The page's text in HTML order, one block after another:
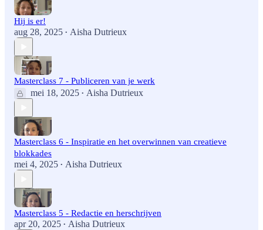
Hij is er!
aug 28, 2025 • Aisha Dutrieux
Masterclass 7 - Publiceren van je werk
mei 18, 2025 • Aisha Dutrieux
Masterclass 6 - Inspiratie en het overwinnen van creatieve
blokkades
mei 4, 2025 • Aisha Dutrieux
Masterclass 5 - Redactie en herschrijven
apr 20, 2025 • Aisha Dutrieux